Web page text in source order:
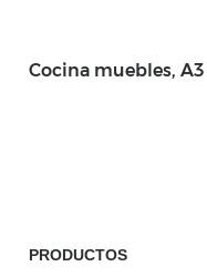
Cocina muebles, A3
PRODUCTOS